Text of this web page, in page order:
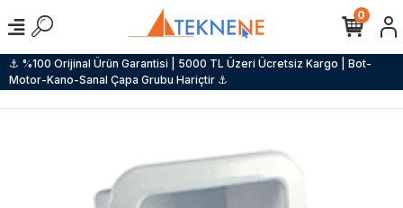
⚓ %100 Orijinal Ürün Garantisi | 5000 TL Üzeri Ücretsiz Kargo | Bot-
Motor-Kano-Sanal Çapa Grubu Hariçtir ⚓
0